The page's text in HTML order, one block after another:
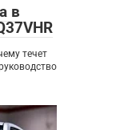
в
течет